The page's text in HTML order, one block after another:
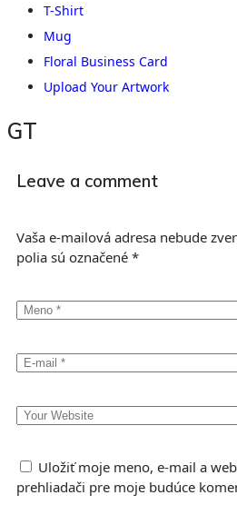
T-Shirt
Mug
Floral Business Card
Upload Your Artwork
GT
Leave a comment
Vaša e-mailová adresa nebude
polia sú označené *
Uložiť moje meno, e-mail a
prehliadači pre moje budúce